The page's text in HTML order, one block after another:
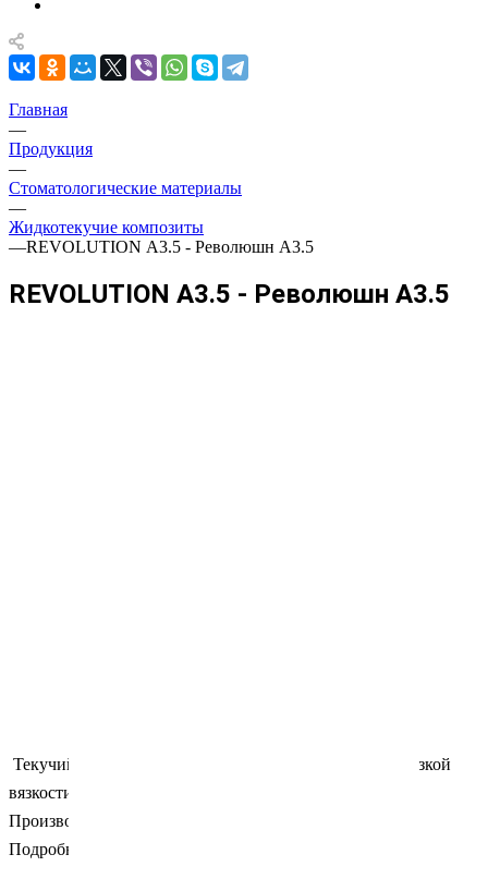
Главная
—
Продукция
—
Стоматологические материалы
—
Жидкотекучие композиты
—REVOLUTION А3.5 - Революшн А3.5
REVOLUTION А3.5 - Революшн А3.5
Текучий светоотверждаемый гибридный композит низкой
вязкости. Цвет А3.5. Упаковка: 4 шприца х 1гр.
Производитель: Kerr (Германия)
Подробности